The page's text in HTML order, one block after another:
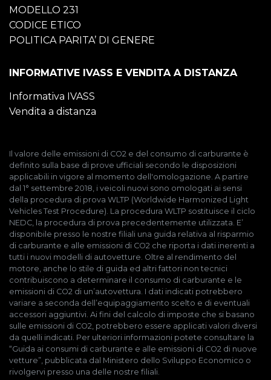
MODELLO 231
CODICE ETICO
POLITICA PARITA’ DI GENERE
INFORMATIVE IVASS E VENDITA A DISTANZA
Informativa IVASS
Vendita a distanza
Il valore delle emissioni di CO2 e del consumo di carburante è
definito sulla base di prove ufficiali secondo le disposizioni
applicabili in vigore al momento dell'omologazione. A partire
dal 1° settembre 2018, i veicoli nuovi sono omologati ai sensi
della procedura di prova WLTP (Worldwide Harmonized Light
Vehicles Test Procedure). La procedura WLTP sostituisce il ciclo
NEDC, la procedura di prova precedentemente utilizzata. E’
disponibile presso le nostre filiali una guida relativa al risparmio
di carburante e alle emissioni di CO2 che riporta i dati inerenti a
tutti i nuovi modelli di autovetture. Oltre al rendimento del
motore, anche lo stile di guida ed altri fattori non tecnici
contribuiscono a determinare il consumo di carburante e le
emissioni di CO2 di un’autovettura. I dati indicati potrebbero
variare a seconda dell’equipaggiamento scelto e di eventuali
accessori aggiuntivi. Ai fini del calcolo di imposte che si basano
sulle emissioni di CO2, potrebbero essere applicati valori diversi
da quelli indicati. Per ulteriori informazioni potete consultare la
“Guida ai consumi di carburante e alle emissioni di CO2 di nuove
vetture”, pubblicata dal Ministero dello Sviluppo Economico o
rivolgervi presso una delle nostre filiali.